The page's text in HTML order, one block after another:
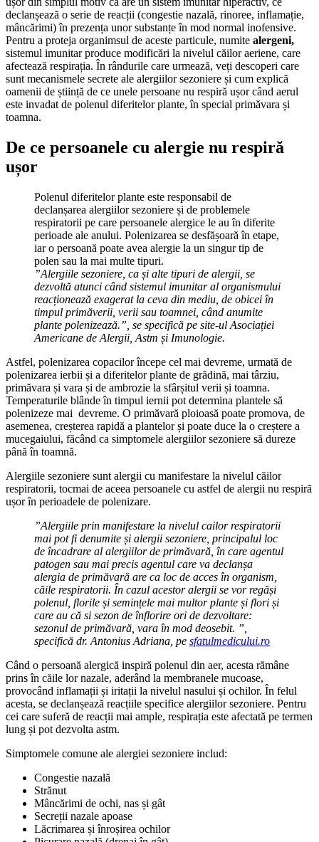
declanșează o serie de reacții (congestie nazală, rinoree, inflamație,
mâncărimi) în prezența unor substanțe în mod normal inofensive.
Pentru a proteja organimsul de aceste particule, numite alergeni,
sistemul imunitar produce modificări la nivelul căilor aeriene, care
afectează respirația. În rândurile care urmează, veți descoperi care
sunt mecanismele secrete ale alergiilor sezoniere și cum explică
oamenii de știință de ce unele persoane nu respiră ușor când aerul
este invadat de polenul diferitelor plante, în special primăvara și
toamna.
De ce persoanele cu alergie nu respiră
ușor
Polenul diferitelor plante este responsabil de
declanșarea alergiilor sezoniere și de problemele
respiratorii pe care persoanele alergice le au în diferite
perioade ale anului. Polenizarea se desfășoară în etape,
iar o persoană poate avea alergie la un singur tip de
polen sau la mai multe tipuri.
”Alergiile sezoniere, ca și alte tipuri de alergii, se
dezvoltă atunci când sistemul imunitar al organismului
reacționează exagerat la ceva din mediu, de obicei în
timpul primăverii, verii sau toamnei, când anumite
plante polenizează.”, se specifică pe site-ul Asociației
Americane de Alergii, Astm și Imunologie.
Astfel, polenizarea copacilor începe cel mai devreme, urmată de
polenizarea ierbii și a diferitelor plante de grădină, mai târziu,
primăvara și vara și de ambrozie la sfârșitul verii și toamna.
Temperaturile blânde în timpul iernii pot determina plantele să
polenizeze mai devreme. O primăvară ploioasă poate promova, de
asemenea, creșterea rapidă a plantelor și poate duce la o creștere a
mucegaiului, făcând ca simptomele alergiilor sezoniere să dureze
până în toamnă.
Alergiile sezoniere sunt alergii cu manifestare la nivelul căilor
respiratorii, tocmai de aceea persoanele cu astfel de alergii nu respiră
ușor în perioadele de polenizare.
”Alergiile prin manifestare la nivelul cailor respiratorii
mai pot fi denumite și alergii sezoniere, principalul loc
de încadrare al alergiilor de primăvară, în care agentul
patogen sau mai precis agentul care va declanșa
alergia de primăvară are ca loc de acces în organism,
căile respiratorii. În cazul acestor alergii se vor regăși
polenul, florile și semințele mai multor plante și flori și
care au că si sezon de înflorire ori de dezvoltare:
sezonul de primăvară, vara în mod deosebit. ”,
specifică dr. Antonius Adriana, pe sfatulmedicului.ro
Când o persoană alergică inspiră polenul din aer, acesta rămâne
prins în căile lor nazale, aderând la membranele mucoase,
provocând inflamații și iritații la nivelul nasului și ochilor. În felul
acesta, se declanșează reacțiile specifice alergiilor sezoniere. Pentru
cei care suferă de reacții mai ample, respirația este afectată pe termen
lung și pot dezvolta astm.
Simptomele comune ale alergiei sezoniere includ:
Congestie nazală
Strănut
Mâncărimi de ochi, nas și gât
Secreții nazale apoase
Lăcrimarea și înroșirea ochilor